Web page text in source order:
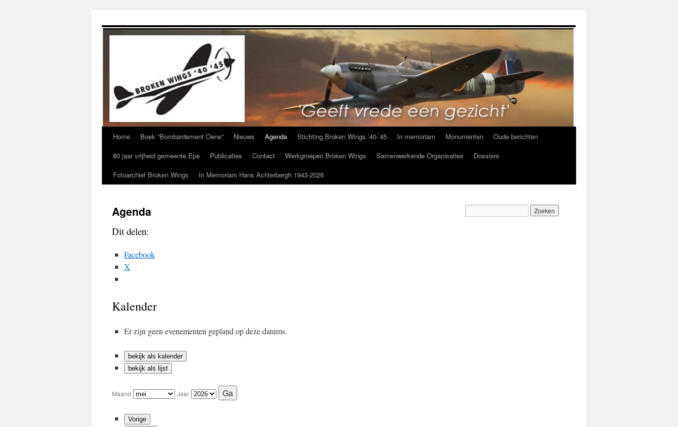
naar
Home Boek “Bombardement Oene” Nieuws Agenda Stichting Broken Wings ’40-’45 In memoriam Monumenten
Oude berichten
80 jaar vrijheid gemeente Epe
Publicaties Contact Werkgroepen Broken Wings Samenwerkende Organisaties
Dossiers
Fotoarchief Broken Wings
In Memoriam Hans Achterbergh 1943-2026
Agenda
Dit delen:
Facebook
X
Kalender
Er zijn geen evenementen gepland op deze datums.
bekijk als kalender
bekijk als lijst
Maand Jaar
Vorige